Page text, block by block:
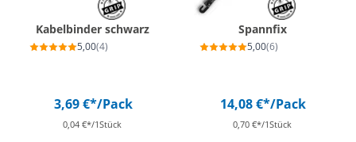
Kabelbinder schwarz
5,00(4)
3,69 €*/Pack
0,04 €*/1Stück
Spannfix
5,00(6)
14,08 €*/Pack
0,70 €*/1Stück